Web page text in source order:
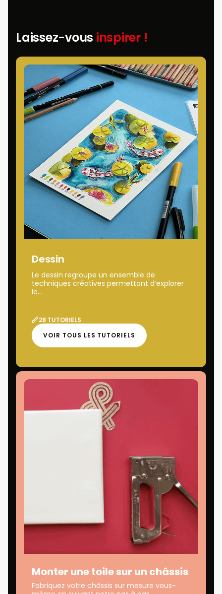
Laissez-vous inspirer !
Dessin
Le dessin regroupe un ensemble de
techniques créatives permettant d’explorer
le...
28 TUTORIELS
VOIR TOUS LES TUTORIELS
Monter une toile sur un châssis
Fabriquez votre châssis sur mesure vous-